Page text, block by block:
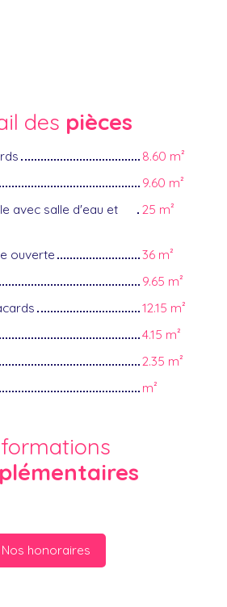
des pièces
8.60 m²
9.60 m²
avec salle d'eau et
25 m²
ouverte
36 m²
9.65 m²
12.15 m²
4.15 m²
2.35 m²
m²
Nos honoraires